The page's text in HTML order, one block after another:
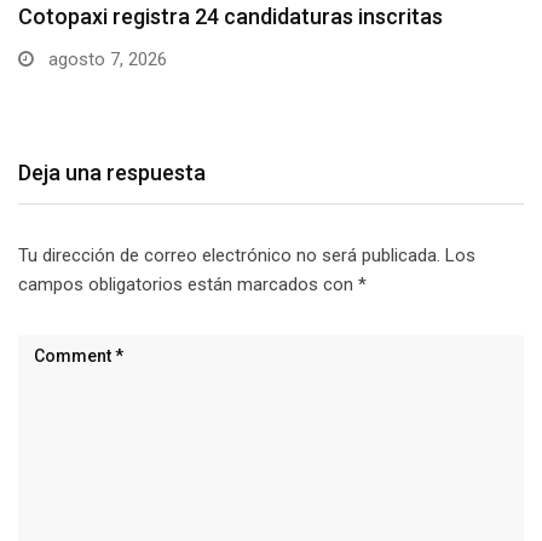
Parque Nacional Cotopaxi espera alta afluencia de
visitantes…
Deja una respuesta
Tu dirección de correo electrónico no será publicada. Los
campos obligatorios están marcados con *